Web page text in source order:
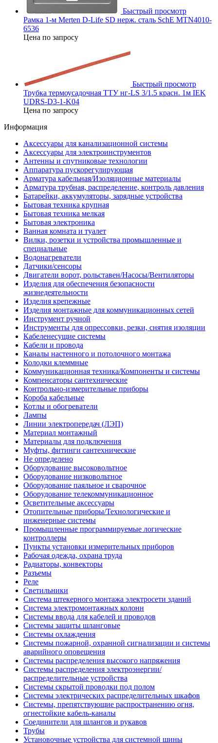
Быстрый просмотр
Рамка 1-м Merten D-Life SD нерж. сталь SchE MTN4010-
6536
Цена по запросу
Быстрый просмотр
Трубка термоусадочная ТТУ нг-LS 3/1.5 красн. 1м IEK
UDRS-D3-1-K04
Цена по запросу
Информация
Аксессуары для канализационной системы
Аксессуары для электроинструментов
Антенны и спутниковые технологии
Аппаратура пускорегулирующая
Арматура кабельная/Изоляционные материалы
Арматура трубная, распределение, контроль давления
Батарейки, аккумуляторы, зарядные устройства
Бытовая техника крупная
Бытовая техника мелкая
Бытовая электроника
Ванная комната и туалет
Вилки, розетки и устройства промышленные и
специальные
Водонагреватели
Датчики/сенсоры
Двигатели ворот, рольставен/Насосы/Вентиляторы
Изделия для обеспечения безопасности
жизнедеятельности
Изделия крепежные
Изделия монтажные для коммуникационных сетей
Инструмент ручной
Инструменты для опрессовки, резки, снятия изоляции
Кабеленесущие системы
Кабели и провода
Каналы настенного и потолочного монтажа
Колодки клеммные
Коммуникационная техника/Компоненты и системы
Компенсаторы сантехнические
Контрольно-измерительные приборы
Короба кабельные
Котлы и обогреватели
Лампы
Линии электропередач (ЛЭП)
Материал монтажный
Материалы для подключения
Муфты, фитинги сантехнические
Не определено
Оборудование высоковольтное
Оборудование низковольтное
Оборудование паяльное и сварочное
Оборудование телекоммуникационное
Осветительные аксессуары
Отопительные приборы/Технологические и
инженерные системы
Промышленные программируемые логические
контроллеры
Пункты установки измерительных приборов
Рабочая одежда, охрана труда
Радиаторы, конвекторы
Разъемы
Реле
Светильники
Система штекерного монтажа электросети зданий
Система электромонтажных колонн
Системы ввода для кабелей и проводов
Системы защиты шланговые
Системы охлаждения
Системы пожарной, охранной сигнализации и системы
аварийного оповещения
Системы распределения высокого напряжения
Системы распределения электроэнергии/
распределительные устройства
Системы скрытой проводки под полом
Системы электрических распределительных шкафов
Системы, препятствующие распространению огня,
огнестойкие кабель-каналы
Соединители для шлангов и рукавов
Трубы
Установочные устройства для системной шины